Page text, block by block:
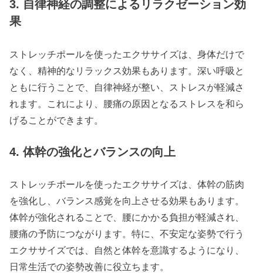
3. 自律神経の調整によるリラクゼーション効
果
ストレッチポールを使ったエクササイズは、身体だけで
なく、精神的なリラックス効果もあります。深い呼吸と
ともに行うことで、自律神経が整い、ストレスが軽減さ
れます。これにより、腰痛の原因となるストレスを和ら
げることができます。
4. 体幹の強化とバランスの向上
ストレッチポールを使ったエクササイズは、体幹の筋肉
を強化し、バランス感覚を向上させる効果もあります。
体幹が強化されることで、腰にかかる負担が軽減され、
腰痛の予防につながります。特に、不安定な姿勢で行う
エクササイズでは、自然と体幹を意識するようになり、
日常生活での姿勢改善に役立ちます。